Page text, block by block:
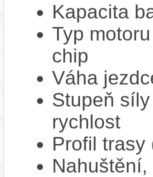
Kapacita
Typ
chip
Váha
Stupeň
rychlost
Profil trasy